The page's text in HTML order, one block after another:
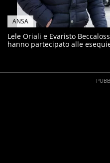
ANSA
Lele Oriali e Evaristo
hanno partecipato alle